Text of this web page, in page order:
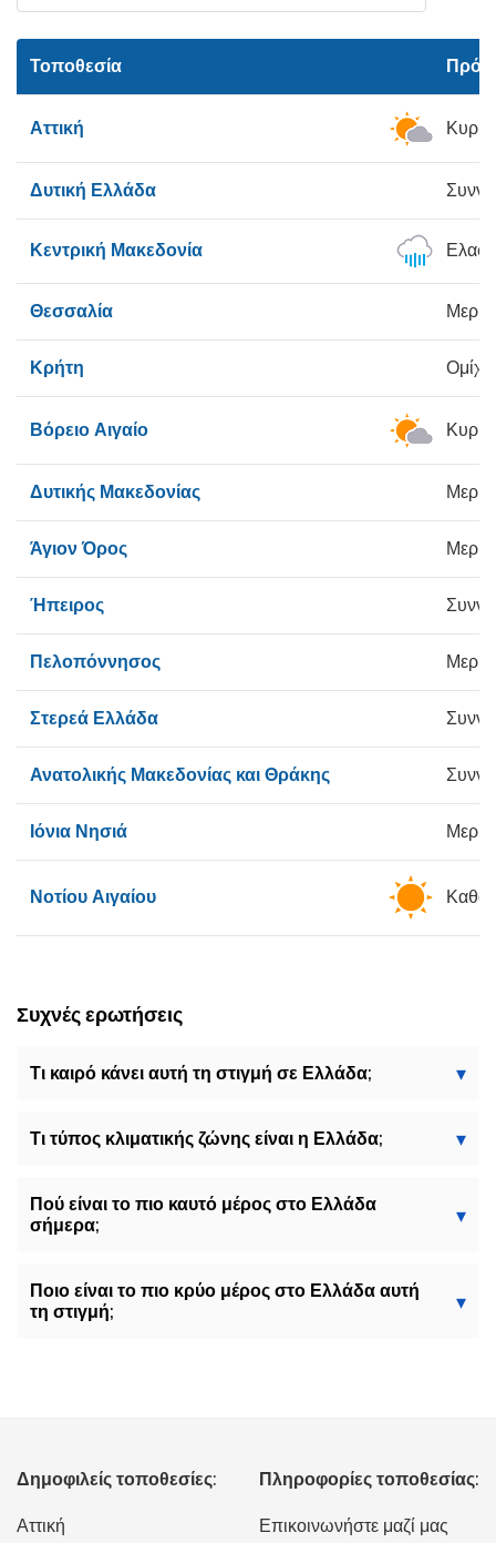
Τοποθεσία
Αττική
Δυτική Ελλάδα
Κεντρική Μακεδονία
Θεσσαλία
Κρήτη
Βόρειο Αιγαίο
Δυτικής Μακεδονίας
Άγιον Όρος
Ήπειρος
Πελοπόννησος
Στερεά Ελλάδα
Ανατολικής Μακεδονίας και Θράκης
Ιόνια Νησιά
Νοτίου Αιγαίου
Συχνές ερωτήσεις
Τι καιρό κάνει αυτή τη στιγμή σε Ελλάδα;
Τι τύπος κλιματικής ζώνης είναι η Ελλάδα;
Πού είναι το πιο καυτό μέρος στο Ελλάδα
σήμερα;
Ποιο είναι το πιο κρύο μέρος στο Ελλάδα αυτή
τη στιγμή;
Δημοφιλείς τοποθεσίες:
Αττική
Πληροφορίες τοποθεσίας:
Επικοινωνήστε μαζί μας